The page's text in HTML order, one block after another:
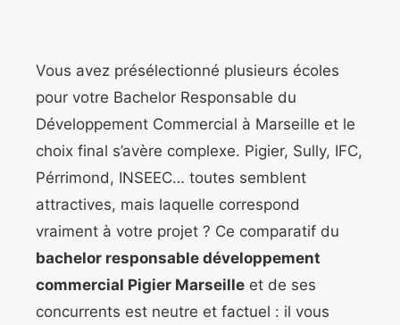
Vous avez présélectionné plusieurs écoles
pour votre Bachelor Responsable du
Développement Commercial à Marseille et le
choix final s’avère complexe. Pigier, Sully, IFC,
Pérrimond, INSEEC… toutes semblent
attractives, mais laquelle correspond
vraiment à votre projet ? Ce comparatif du
bachelor responsable développement
commercial Pigier Marseille et de ses
concurrents est neutre et factuel : il vous